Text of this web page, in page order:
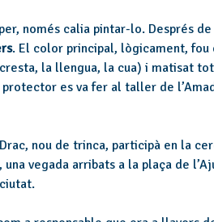
només calia pintar-lo. Després
. El color principal, lògicament, fou
la llengua, la cua) i matisat
protector es va fer al taller de
nou de trinca, participà en la
vegada arribats a la plaça de